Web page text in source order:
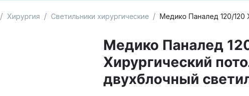
/ Хирургия / Светильники хирургические / Медико Паналед 120/120
Медико Паналед
Хирургический
двухблочный